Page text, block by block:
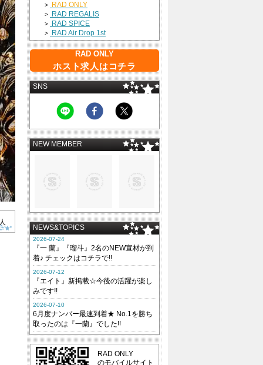
> RAD ONLY
> RAD REGALIS
> RAD SPICE
> RAD Air Drop 1st
RAD ONLY
ホスト求人はコチラ
SNS
NEW MEMBER
NEWS&TOPICS
2026-07-24
『一 蘭』『瑠斗』2名のNEW宣材が到
着♪ チェックはコチラで!!
2026-07-12
『エイト』新掲載☆今後の活躍が楽し
みです!!
2026-07-10
6月度ナンバー最速到着★ No.1を勝ち
取ったのは『一蘭』でした!!
RAD ONLY
のモバイルサイト